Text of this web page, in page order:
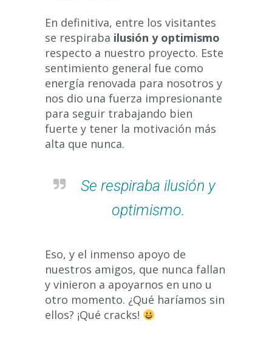
En definitiva, entre los visitantes
se respiraba ilusión y optimismo
respecto a nuestro proyecto. Este
sentimiento general fue como
energía renovada para nosotros y
nos dio una fuerza impresionante
para seguir trabajando bien
fuerte y tener la motivación más
alta que nunca.
Se respiraba ilusión y
optimismo.
Eso, y el inmenso apoyo de
nuestros amigos, que nunca fallan
y vinieron a apoyarnos en uno u
otro momento. ¿Qué haríamos sin
ellos? ¡Qué cracks!